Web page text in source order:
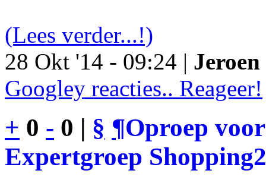
(Lees verder...!)
28 Okt '14 - 09:24 |
Googley reacties.. Reageer!
+ 0 - 0 | § ¶Oproep
Expertgroep